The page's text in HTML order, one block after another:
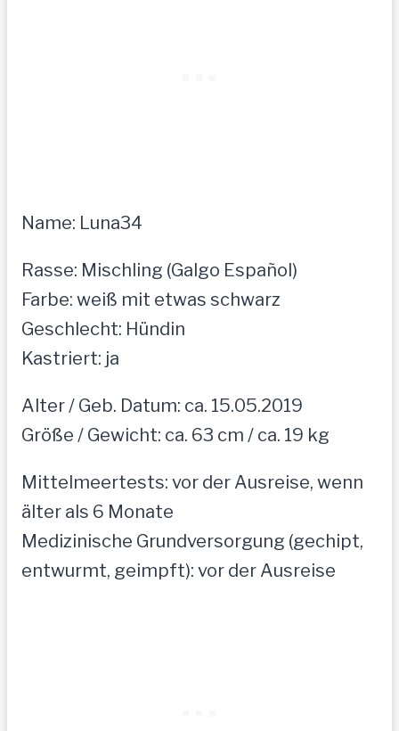
Name: Luna34
Rasse: Mischling (Galgo Español)
Farbe: weiß mit etwas schwarz
Geschlecht: Hündin
Kastriert: ja
Alter / Geb. Datum: ca. 15.05.2019
Größe / Gewicht: ca. 63 cm / ca. 19 kg
Mittelmeertests: vor der Ausreise, wenn
älter als 6 Monate
Medizinische Grundversorgung (gechipt,
entwurmt, geimpft): vor der Ausreise